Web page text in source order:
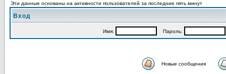
Эти данные основаны на активности пользователей за последние пять минут
Вход
Имя: Пароль:
Новые сообщения